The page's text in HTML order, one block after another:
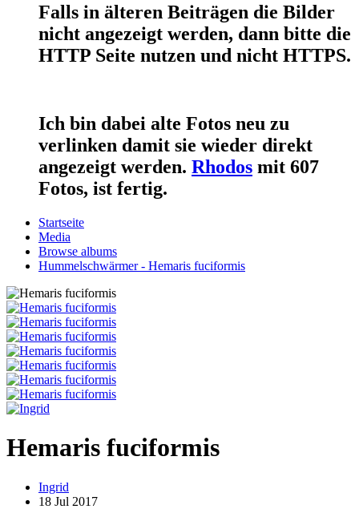
Falls in älteren Beiträgen die Bilder
nicht angezeigt werden, dann bitte die
HTTP Seite nutzen und nicht HTTPS.
Ich bin dabei alte Fotos neu zu
verlinken damit sie wieder direkt
angezeigt werden. Rhodos mit 607
Fotos, ist fertig.
Startseite
Media
Browse albums
Hummelschwärmer - Hemaris fuciformis
Hemaris fuciformis
Ingrid
18 Jul 2017